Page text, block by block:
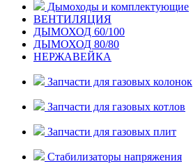
Дымоходы и комплектующие
ВЕНТИЛЯЦИЯ
ДЫМОХОД 60/100
ДЫМОХОД 80/80
НЕРЖАВЕЙКА
Запчасти для газовых колонок
Запчасти для газовых котлов
Запчасти для газовых плит
Стабилизаторы напряжения